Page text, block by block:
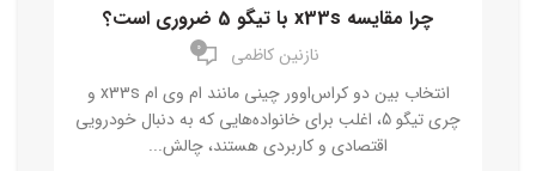
چرا مقایسه x33s با تیگو 5 ضروری است؟
نازنین کاظمی ۰
انتخاب بین دو کراس‌اوور چینی مانند ام وی ام x33s و
چری تیگو 5، اغلب برای خانواده‌هایی که به دنبال خودرویی
اقتصادی و کاربردی هستند، چالش...